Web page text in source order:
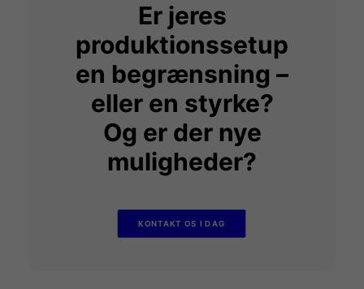
Er jeres
produktionssetup
en begrænsning –
eller en styrke?
Og er der nye
muligheder?
KONTAKT OS I DAG